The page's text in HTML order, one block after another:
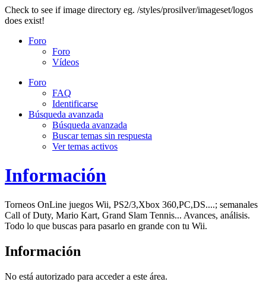
Check to see if image directory eg. /styles/prosilver/imageset/logos
does exist!
Foro
Foro
Vídeos
Foro
FAQ
Identificarse
Búsqueda avanzada
Búsqueda avanzada
Buscar temas sin respuesta
Ver temas activos
Información
Torneos OnLine juegos Wii, PS2/3,Xbox 360,PC,DS....; semanales
Call of Duty, Mario Kart, Grand Slam Tennis... Avances, análisis.
Todo lo que buscas para pasarlo en grande con tu Wii.
Información
No está autorizado para acceder a este área.